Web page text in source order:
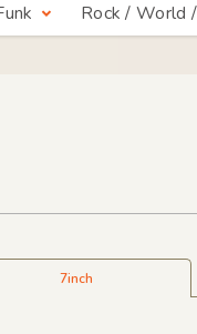
Rock / World
7inch